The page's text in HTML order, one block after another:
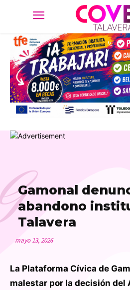
Gamonal
abandono
Talavera
mayo 13, 2026
La Plataforma Cívica de
malestar por la decisión del